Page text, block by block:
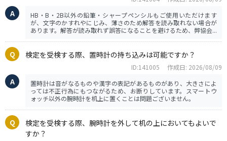
HB・B・2B以外の鉛筆・シャープペンシルもご使用いただけます
が、文字のかすれやにじみ、薄さのため解答を読み取れない場合が
あります。解答が読み取れず誤答になることを避けるため、弊協会...
検定を受検する際、置時計の持ち込みは可能ですか？
ID:141005
作成日: 2026/08/09
置時計は音がなるものや漢字の表記があるものがあり、大きさによ
っては不正行為にもつながるため、お断りしています。スマートウ
ォッチ以外の腕時計を机上に置くことは問題ございません。
検定を受検する際、腕時計を外して机の上においてもよいで
すか？